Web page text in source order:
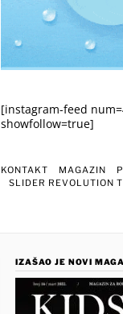
[instagram-feed
showfollow=true]
KONTAKT MAGAZIN
SLIDER REVOLUTION
IZAŠAO JE NOVI